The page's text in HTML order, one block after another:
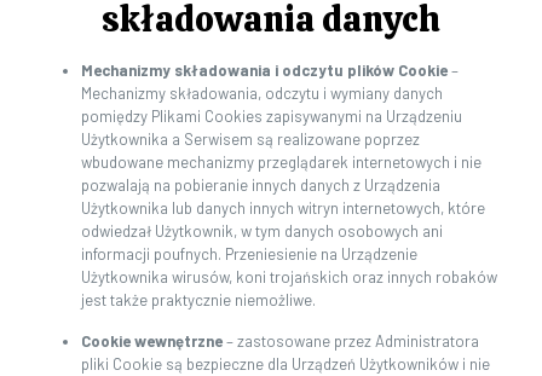
składowania danych
Mechanizmy składowania i odczytu plików Cookie–
Mechanizmy składowania, odczytu i wymiany danych
pomiędzy Plikami Cookies zapisywanymi na Urządzeniu
Użytkownika a Serwisem są realizowane poprzez
wbudowane mechanizmy przeglądarek internetowych i nie
pozwalają na pobieranie innych danych z Urządzenia
Użytkownika lub danych innych witryn internetowych, które
odwiedzał Użytkownik, w tym danych osobowych ani
informacji poufnych. Przeniesienie na Urządzenie
Użytkownika wirusów, koni trojańskich oraz innych robaków
jest także praktycznie niemożliwe.
Cookie wewnętrzne– zastosowane przez Administratora
pliki Cookie są bezpieczne dla Urządzeń Użytkowników i nie